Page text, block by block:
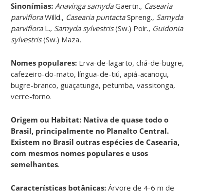
Sinonímias: Anavinga samydaGaertn., Casearia
parvifloraWilld., Casearia puntactaSpreng., Samyda
parvifloraL., Samyda sylvestris(Sw.) Poir., Guidonia
sylvestris(Sw.) Maza.
Nomes populares: Erva-de-lagarto, chá-de-bugre,
cafezeiro-do-mato, língua-de-tiú, apiá-acanoçu,
bugre-branco, guaçatunga, petumba, vassitonga,
verre-forno.
Origem ou Habitat: Nativa de quase todo o
Brasil, principalmente no Planalto Central.
Existem no Brasil outras espécies de Casearia,
com mesmos nomes populares e usos
semelhantes.
Características botânicas:Árvore de 4-6 m de